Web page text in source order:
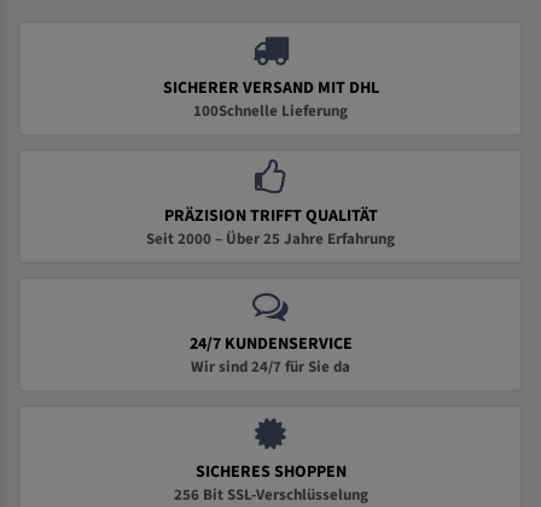
SICHERER VERSAND MIT DHL
100Schnelle Lieferung
PRÄZISION TRIFFT QUALITÄT
Seit 2000 – Über 25 Jahre Erfahrung
24/7 KUNDENSERVICE
Wir sind 24/7 für Sie da
SICHERES SHOPPEN
256 Bit SSL-Verschlüsselung